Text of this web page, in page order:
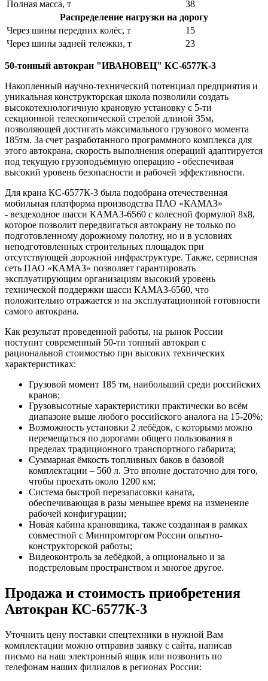
Полная масса, т
38
Распределение нагрузки на дорогу
Через шины передних колёс, т
15
Через шины задней тележки, т
23
50-тонный автокран "ИВАНОВЕЦ" КС-6577К-3
Накопленный научно-технический потенциал предприятия и
уникальная конструкторская школа позволили создать
высокотехнологичную крановую установку с 5-ти
секционной телескопической стрелой длиной 35м,
позволяющей достигать максимального грузового момента
185тм. За счет разработанного программного комплекса для
этого автокрана, скорость выполнения операций адаптируется
под текущую грузоподъёмную операцию - обеспечивая
высокий уровень безопасности и рабочей эффективности.
Для крана КС-6577К-3 была подобрана отечественная
мобильная платформа производства ПАО «КАМАЗ»
- вездеходное шасси КАМАЗ-6560 с колесной формулой 8х8,
которое позволит передвигаться автокрану не только по
подготовленному дорожному полотну, но и в условиях
неподготовленных строительных площадок при
отсутствующей дорожной инфраструктуре. Также, сервисная
сеть ПАО «КАМАЗ» позволяет гарантировать
эксплуатирующим организациям высокий уровень
технической поддержки шасси КАМАЗ-6560, что
положительно отражается и на эксплуатационной готовности
самого автокрана.
Как результат проведенной работы, на рынок России
поступит современный 50-ти тонный автокран с
рациональной стоимостью при высоких технических
характеристиках:
Грузовой момент 185 тм, наибольший среди российских
кранов;
Грузовысотные характеристики практически во всём
диапазоне выше любого российского аналога на 15-20%;
Возможность установки 2 лебёдок, с которыми можно
перемещаться по дорогами общего пользования в
пределах традиционного транспортного габарита;
Суммарная ёмкость топливных баков в базовой
комплектации – 560 л. Это вполне достаточно для того,
чтобы проехать около 1200 км;
Система быстрой перезапасовки каната,
обеспечивающая в разы меньшее время на изменение
рабочей конфигурации;
Новая кабина крановщика, также созданная в рамках
совместной с Минпромторгом России опытно-
конструкторской работы;
Видеоконтроль за лебёдкой, а опционально и за
подстреловым пространством и многое другое.
Продажа и cтоимость приобретения
Автокран КС-6577К-3
Уточнить цену поставки спецтехники в нужной Вам
комплектации можно отправив заявку с сайта, написав
письмо на наш электронный ящик или позвонить по
телефонам наших филиалов в регионах России: